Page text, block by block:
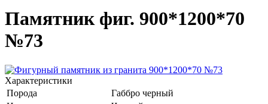
Памятник фиг. 900*1200*70
№73
Характеристики
Порода
Габбро черный